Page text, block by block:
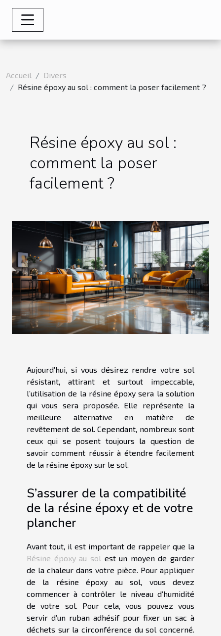
Accueil
Divers
Résine époxy au sol : comment la poser facilement ?
Résine époxy au sol :
comment la poser
facilement ?
Aujourd’hui, si vous désirez rendre votre sol
résistant, attirant et surtout impeccable,
l’utilisation de la résine époxy sera la solution
qui vous sera proposée. Elle représente la
meilleure alternative en matière de
revêtement de sol. Cependant, nombreux sont
ceux qui se posent toujours la question de
savoir comment réussir à étendre facilement
de la résine époxy sur le sol.
S’assurer de la compatibilité
de la résine époxy et de votre
plancher
Avant tout, il est important de rappeler que la
Résine époxy au sol est un moyen de garder
de la chaleur dans votre pièce. Pour appliquer
de la résine époxy au sol, vous devez
commencer à contrôler le niveau d’humidité
de votre sol. Pour cela, vous pouvez vous
servir d’un ruban adhésif pour fixer un sac à
déchets sur la circonférence du sol concerné.